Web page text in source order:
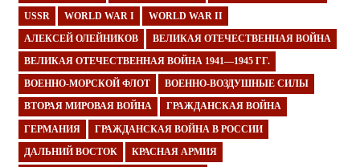
USSR WORLD WAR I WORLD WAR II
АЛЕКСЕЙ ОЛЕЙНИКОВ ВЕЛИКАЯ ОТЕЧЕСТВЕННАЯ ВОЙНА
ВЕЛИКАЯ ОТЕЧЕСТВЕННАЯ ВОЙНА 1941—1945 ГГ.
ВОЕННО-МОРСКОЙ ФЛОТ ВОЕННО-ВОЗДУШНЫЕ СИЛЫ
ВТОРАЯ МИРОВАЯ ВОЙНА ГРАЖДАНСКАЯ ВОЙНА
ГЕРМАНИЯ ГРАЖДАНСКАЯ ВОЙНА В РОССИИ
ДАЛЬНИЙ ВОСТОК КРАСНАЯ АРМИЯ